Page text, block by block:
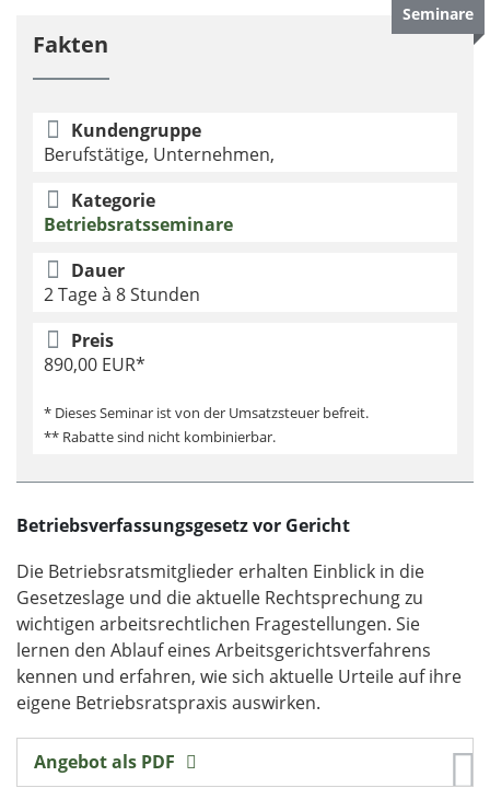
Fakten
Kundengruppe
Berufstätige, Unternehmen,
Kategorie
Betriebsratsseminare
Dauer
2 Tage à 8 Stunden
Preis
890,00 EUR*
* Dieses Seminar ist von der Umsatzsteuer befreit.
** Rabatte sind nicht kombinierbar.
Seminare
Betriebsverfassungsgesetz vor Gericht
Die Betriebsratsmitglieder erhalten Einblick in die
Gesetzeslage und die aktuelle Rechtsprechung zu
wichtigen arbeitsrechtlichen Fragestellungen. Sie
lernen den Ablauf eines Arbeitsgerichtsverfahrens
kennen und erfahren, wie sich aktuelle Urteile auf ihre
eigene Betriebsratspraxis auswirken.
Angebot als PDF